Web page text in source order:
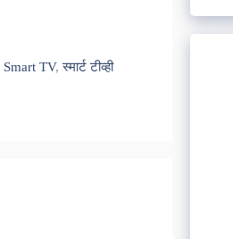
Smart TV,स्मार्ट टीव्ही